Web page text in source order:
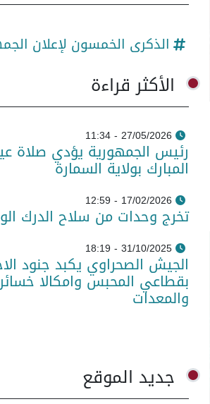
الذكرى الخمسون لإعلان
الأكثر قراءة
27/05/2026 - 11:34
رئيس الجمهورية يؤدي صلاة
المبارك بولاية السمارة
17/02/2026 - 12:59
تخرج وحدات من سلاح الدرك
31/10/2025 - 18:19
الجيش الصحراوي يكبد جنود
بقطاعي المحبس وامكالا
والمعدات
جديد الموقع